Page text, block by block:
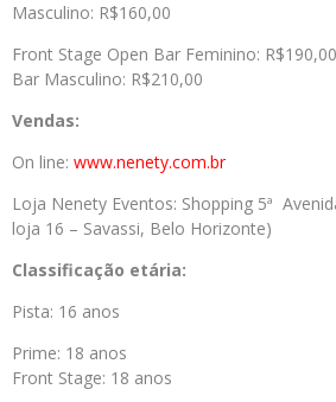
Masculino: R$160,00
Front Stage Open Bar Feminino:
Bar Masculino: R$210,00
Vendas:
On line: www.nenety.com.br
Loja Nenety Eventos: Shopping 5ª
loja 16 – Savassi, Belo Horizonte)
Classificação etária:
Pista: 16 anos
Prime: 18 anos
Front Stage: 18 anos